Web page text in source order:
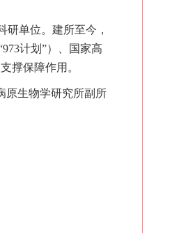
研单位。建所至今，
计划”）、国家高
撑保障作用。
原生物学研究所副所